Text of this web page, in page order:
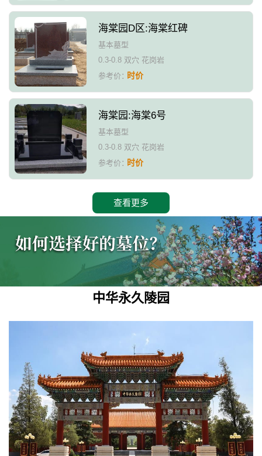
海棠园D区:海棠红碑
基本墓型
0.3-0.8 双穴 花岗岩
参考价：时价
海棠园:海棠6号
基本墓型
0.3-0.8 双穴 花岗岩
参考价：时价
查看更多
中华永久陵园